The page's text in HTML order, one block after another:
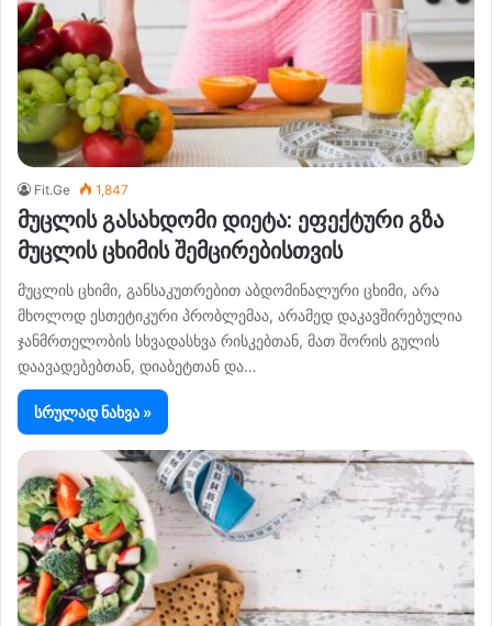
Fit.Ge 1,847
მუცლის გასახდომი დიეტა: ეფექტური გზა
მუცლის ცხიმის შემცირებისთვის
მუცლის ცხიმი, განსაკუთრებით აბდომინალური ცხიმი, არა
მხოლოდ ესთეტიკური პრობლემაა, არამედ დაკავშირებულია
ჯანმრთელობის სხვადასხვა რისკებთან, მათ შორის გულის
დაავადებებთან, დიაბეტთან და…
სრულად ნახვა »